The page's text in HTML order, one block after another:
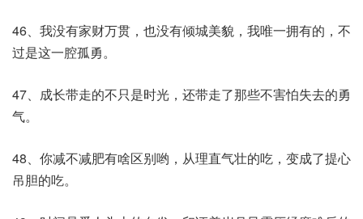
46、我没有家财万贯，也没有倾城美貌，我唯一拥有的，不
过是这一腔孤勇。
47、成长带走的不只是时光，还带走了那些不害怕失去的勇
气。
48、你减不减肥有啥区别哟，从理直气壮的吃，变成了提心
吊胆的吃。